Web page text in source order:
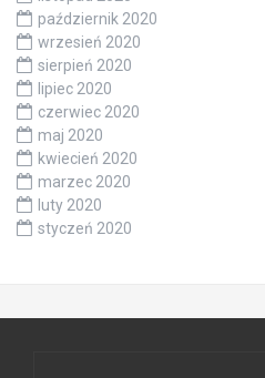
październik 2020
wrzesień 2020
sierpień 2020
lipiec 2020
czerwiec 2020
maj 2020
kwiecień 2020
marzec 2020
luty 2020
styczeń 2020